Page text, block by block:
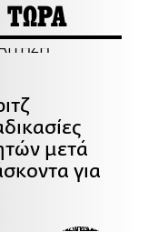
ΤΩΡΑ
μετά
για